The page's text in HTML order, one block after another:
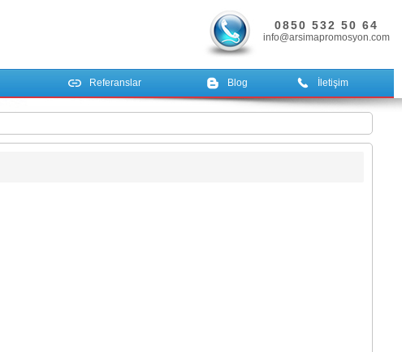
0850 532 50 64
info@arsimapromosyon.com
Referanslar Blog İletişim